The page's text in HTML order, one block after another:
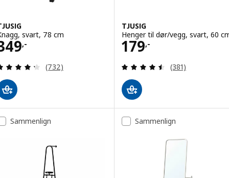
svart, 78 cm
,-
349,-
Gjennomgang: 4.3 av 5 stjerner. Samlede
(732)
TJUSIG
Henger til dør/vegg, svart, 60
179,-
Pris 179,-
Gjennomgang:
(381)
Sammenlign Sammenlign